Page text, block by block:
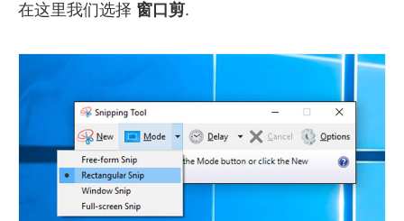
在这里我们选择 窗口剪.